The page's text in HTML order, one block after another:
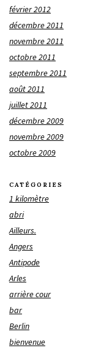
février 2012
décembre 2011
novembre 2011
octobre 2011
septembre 2011
août 2011
juillet 2011
décembre 2009
novembre 2009
octobre 2009
CATÉGORIES
1 kilomètre
abri
Ailleurs.
Angers
Antipode
Arles
arrière cour
bar
Berlin
bienvenue